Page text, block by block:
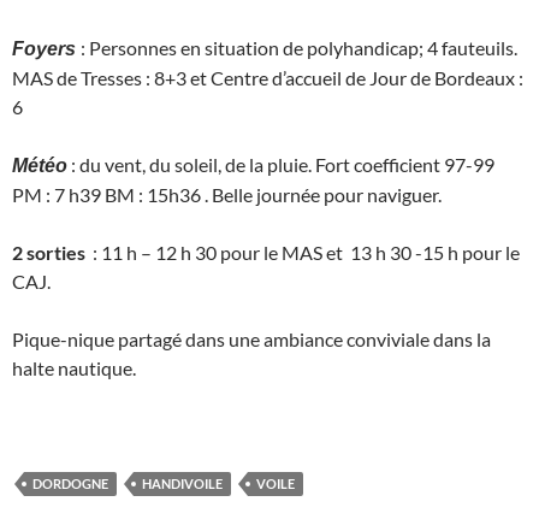
Foyers : Personnes en situation de polyhandicap; 4 fauteuils.
MAS de Tresses : 8+3 et Centre d’accueil de Jour de Bordeaux :
6
Météo : du vent, du soleil, de la pluie. Fort coefficient 97-99
PM : 7 h39 BM : 15h36 . Belle journée pour naviguer.
2 sorties : 11 h – 12 h 30 pour le MAS et 13 h 30 -15 h pour le
CAJ.
Pique-nique partagé dans une ambiance conviviale dans la
halte nautique.
DORDOGNE HANDIVOILE VOILE